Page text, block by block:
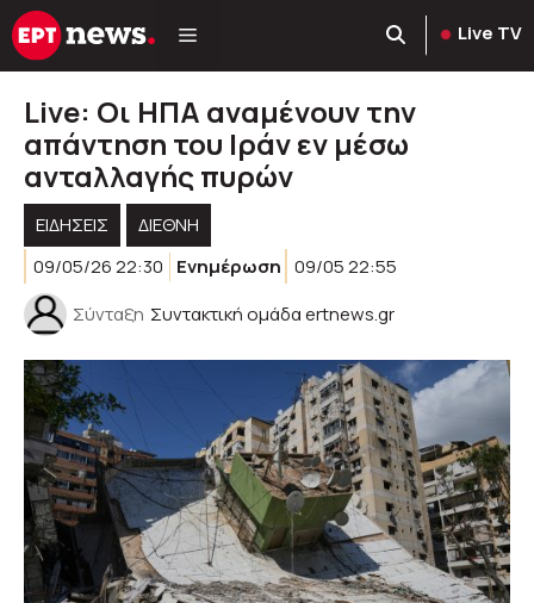
Μετάβαση
σε
Live TV
Live: Οι ΗΠΑ αναμένουν την
απάντηση του Ιράν εν μέσω
ανταλλαγής πυρών
ΕΙΔΗΣΕΙΣ
ΔΙΕΘΝΗ
09/05/26 22:30
Ενημέρωση 09/05 22:55
Σύνταξη Συντακτική ομάδα ertnews.gr